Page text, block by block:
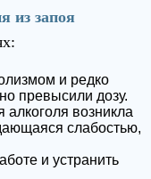
из запоя
и редко
превысили дозу.
алкоголя возникла
слабостью,
и устранить